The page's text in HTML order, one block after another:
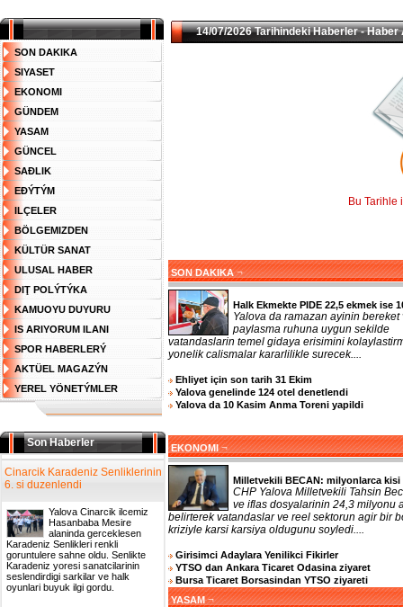
SON DAKIKA
SIYASET
EKONOMI
GÜNDEM
YASAM
GÜNCEL
SAĐLIK
EĐÝTÝM
ILÇELER
BÖLGEMIZDEN
KÜLTÜR SANAT
ULUSAL HABER
DIŢ POLÝTÝKA
KAMUOYU DUYURU
IS ARIYORUM ILANI
SPOR HABERLERÝ
AKTÜEL MAGAZÝN
YEREL YÖNETÝMLER
Son Haberler
Cinarcik Karadeniz Senliklerinin
6. si duzenlendi
Yalova Cinarcik ilcemiz
Hasanbaba Mesire
alaninda gerceklesen
Karadeniz Senlikleri renkli
goruntulere sahne oldu. Senlikte
Karadeniz yoresi sanatcilarinin
seslendirdigi sarkilar ve halk
oyunlari buyuk ilgi gordu.
14/07/2026 Tarihindeki Haberler - Haber
Bu Tarihle
SON DAKIKA ¬
Halk Ekmekte PIDE 22,5 ekmek ise
Yalova da ramazan ayinin bereket
paylasma ruhuna uygun sekilde
vatandaslarin temel gidaya erisimini
yonelik calismalar kararlilikle surecek....
Ehliyet için son tarih 31 Ekim
Yalova genelinde 124 otel denetlendi
Yalova da 10 Kasim Anma Toreni yapildi
EKONOMI ¬
Milletvekili BECAN: milyonlarca kisi
CHP Yalova Milletvekili Tahsin
ve iflas dosyalarinin 24,3 milyonu
belirterek vatandaslar ve reel sektorun agir bir
kriziyle karsi karsiya oldugunu soyledi....
Girisimci Adaylara Yenilikci Fikirler
YTSO dan Ankara Ticaret Odasina ziyaret
Bursa Ticaret Borsasindan YTSO ziyareti
YASAM ¬